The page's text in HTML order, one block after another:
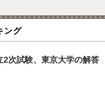
ング
2次試験、東京大学の解答